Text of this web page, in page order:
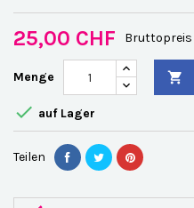
25,00 CHF Bruttopreis
Menge 
 auf Lager
Teilen